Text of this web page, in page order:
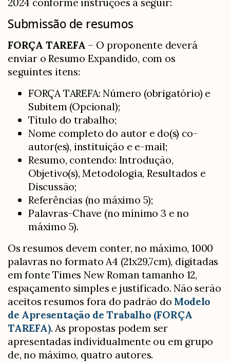
Submissão de resumos
FORÇA TAREFA – O proponente deverá
enviar o Resumo Expandido, com os
seguintes itens:
FORÇA TAREFA: Número (obrigatório) e
Subitem (Opcional);
Título do trabalho;
Nome completo do autor e do(s) co-
autor(es), instituição e e-mail;
Resumo, contendo: Introdução,
Objetivo(s), Metodologia, Resultados e
Discussão;
Referências (no máximo 5);
Palavras-Chave (no mínimo 3 e no
máximo 5).
Os resumos devem conter, no máximo, 1000
palavras no formato A4 (21x29,7cm), digitadas
em fonte Times New Roman tamanho 12,
espaçamento simples e justificado. Não serão
aceitos resumos fora do padrão do Modelo
de Apresentação de Trabalho (FORÇA
TAREFA). As propostas podem ser
apresentadas individualmente ou em grupo
de, no máximo, quatro autores.